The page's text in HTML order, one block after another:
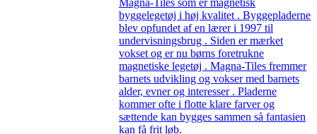
byggelegetøj i høj kvalitet . Byggepladerne
blev opfundet af en lærer i 1997 til
undervisningsbrug . Siden er mærket
vokset og er nu børns foretrukne
magnetiske legetøj . Magna-Tiles fremmer
barnets udvikling og vokser med barnets
alder, evner og interesser . Pladerne
kommer ofte i flotte klare farver og
sættende kan bygges sammen så fantasien
kan få frit løb.